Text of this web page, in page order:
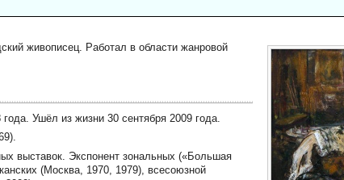
живописец. Работал в области жанровой
года. Ушёл из жизни 30 сентября 2009 года.
выставок. Экспонент зональных («Большая
(Москва, 1970, 1979), всесоюзной